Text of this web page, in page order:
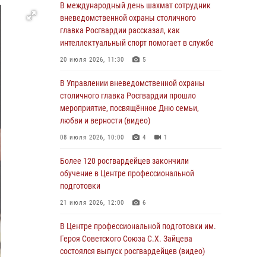
Столичные росгвардейцы задержали
мужчину, устроившего дебош в букмекерской
конторе (Видео)
05 августа 2026, 12:39
Московские росгвардейцы обеспечили
безопасность проведения футбольного матча
Кубка России (Видео)
05 августа 2026, 12:35 1
ознакомилась с передовыми методами
работы Росгвардии в Москве (видео)
04 августа 2026, 18:16
чемпионат по самбо и боевому самбо.
(видео)
04 августа 2026, 14:00 7 1
В международный день шахмат сотрудник
вневедомственной охраны столичного
главка Росгвардии рассказал, как
интеллектуальный спорт помогает в службе
20 июля 2026, 11:30 5
В Управлении вневедомственной охраны
столичного главка Росгвардии прошло
мероприятие, посвящённое Дню семьи,
любви и верности (видео)
08 июля 2026, 10:00 4 1
Более 120 росгвардейцев закончили
обучение в Центре профессиональной
подготовки
21 июля 2026, 12:00 6
В Центре профессиональной подготовки им.
Героя Советского Союза С.Х. Зайцева
состоялся выпуск росгвардейцев (видео)